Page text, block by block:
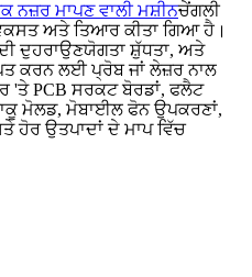
ਨਜ਼ਰ ਮਾਪਣ ਵਾਲੀ ਮਸ਼ੀਨਚੇਂਗਲੀ
ਅਤੇ ਤਿਆਰ ਕੀਤਾ ਗਿਆ ਹੈ।
ਦੁਹਰਾਉਣਯੋਗਤਾ ਸ਼ੁੱਧਤਾ, ਅਤੇ
ਕਰਨ ਲਈ ਪ੍ਰੋਬ ਜਾਂ ਲੇਜ਼ਰ ਨਾਲ
'ਤੇ PCB ਸਰਕਟ ਬੋਰਡਾਂ, ਫਲੈਟ
ਮੋਲਡ, ਮੋਬਾਈਲ ਫੋਨ ਉਪਕਰਣਾਂ,
ਹੋਰ ਉਤਪਾਦਾਂ ਦੇ ਮਾਪ ਵਿੱਚ